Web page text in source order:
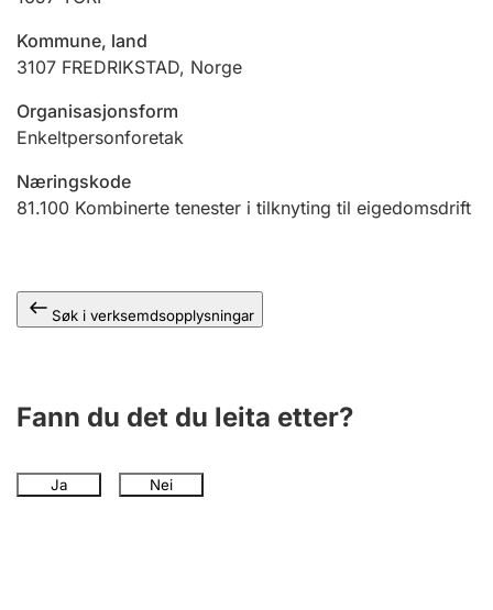
Ektepaktrettleiaren
Andre tema
Kommune, land
3107 FREDRIKSTAD, Norge
Organisasjonsform
Enkeltpersonforetak
Næringskode
81.100 Kombinerte tenester i tilknyting til eigedomsdrift
Søk i verksemdsopplysningar
Fann du det du leita etter?
Ja Nei